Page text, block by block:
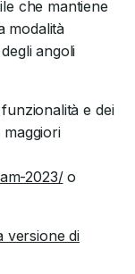
che mantiene
modalità
angoli
e dei
2023/o
versione di